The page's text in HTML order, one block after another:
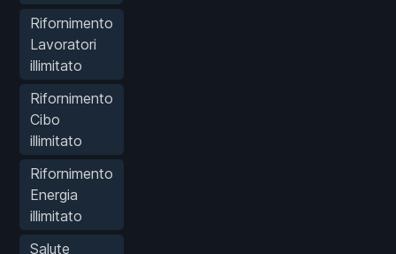
Rifornimento
Lavoratori
illimitato
Rifornimento
Cibo
illimitato
Rifornimento
Energia
illimitato
Salute